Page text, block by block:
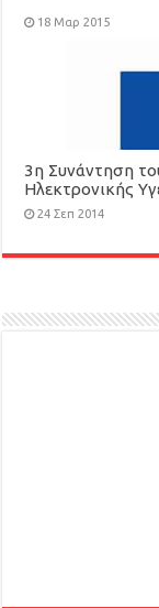
18 Μαρ 2015
3η Συνάντηση
Ηλεκτρονικής
24 Σεπ 2014